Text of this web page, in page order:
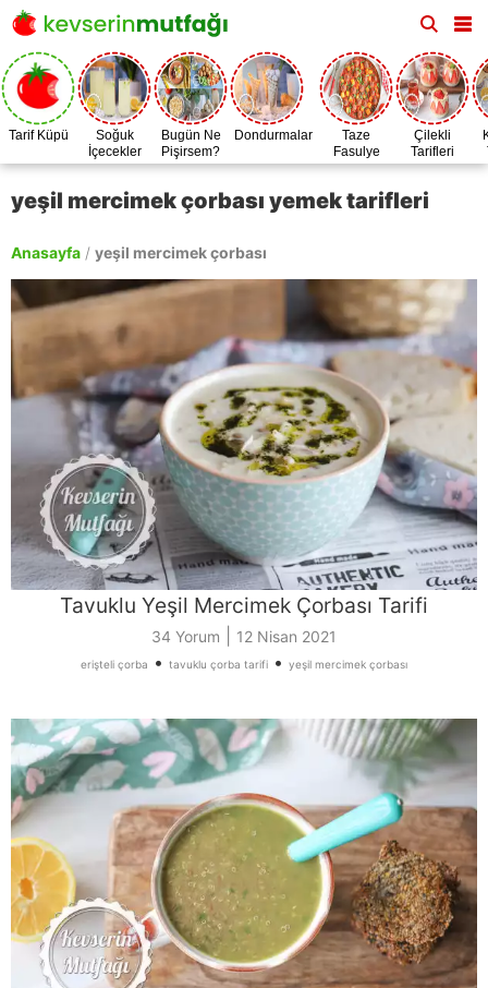
Tarif Küpü
Soğuk
İçecekler
Bugün Ne
Pişirsem?
Dondurmalar
Taze
Fasulye
Zamanı
Çilekli
Tarifleri
yeşil mercimek çorbası yemek tarifleri
Anasayfa / yeşil mercimek çorbası
Tavuklu Yeşil Mercimek Çorbası Tarifi
34 Yorum 12 Nisan 2021
erişteli çorba • tavuklu çorba tarifi • yeşil mercimek çorbası